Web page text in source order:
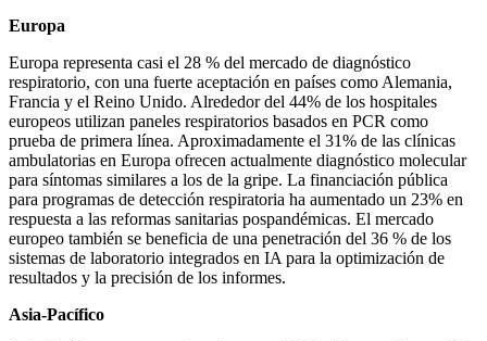
Europa
Europa representa casi el 28 % del mercado de diagnóstico
respiratorio, con una fuerte aceptación en países como Alemania,
Francia y el Reino Unido. Alrededor del 44% de los hospitales
europeos utilizan paneles respiratorios basados ​​en PCR como
prueba de primera línea. Aproximadamente el 31% de las clínicas
ambulatorias en Europa ofrecen actualmente diagnóstico molecular
para síntomas similares a los de la gripe. La financiación pública
para programas de detección respiratoria ha aumentado un 23% en
respuesta a las reformas sanitarias pospandémicas. El mercado
europeo también se beneficia de una penetración del 36 % de los
sistemas de laboratorio integrados en IA para la optimización de
resultados y la precisión de los informes.
Asia-Pacífico